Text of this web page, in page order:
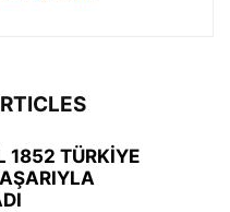
1852 TÜRKİYE